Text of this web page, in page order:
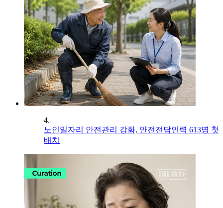
4.
노인일자리 안전관리 강화, 안전전담인력 613명 첫
배치